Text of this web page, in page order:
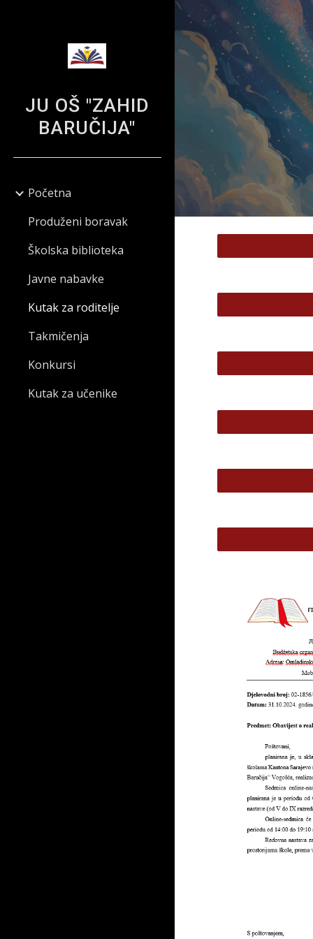
JU OŠ "ZAHID
BARUČIJA"
Početna
Produženi boravak
Školska biblioteka
Javne nabavke
Kutak za roditelje
Takmičenja
Konkursi
Kutak za učenike